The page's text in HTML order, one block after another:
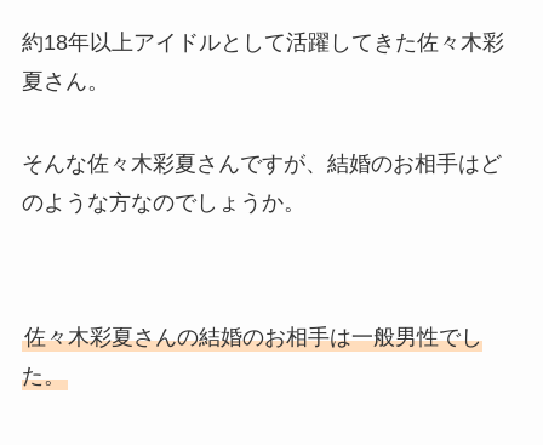
約18年以上アイドルとして活躍してきた佐々木彩
夏さん。
そんな佐々木彩夏さんですが、結婚のお相手はど
のような方なのでしょうか。
佐々木彩夏さんの結婚のお相手は一般男性でし
た。